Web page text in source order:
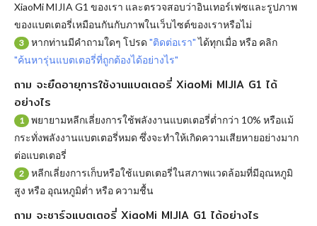
XiaoMi MIJIA G1 ของเรา และตรวจสอบว่าอินเทอร์เฟซและรูปภาพ
ของแบตเตอรี่เหมือนกันกับภาพในเว็บไซต์ของเราหรือไม่
3 หากท่านมีคำถามใดๆ โปรด "ติดต่อเรา"ได้ทุกเมื่อ หรือ คลิก
"ค้นหารุ่นแบตเตอรี่ที่ถูกต้องได้อย่างไร"
ถาม จะยืดอายุการใช้งานแบตเตอรี่ XiaoMi MIJIA G1 ได้
อย่างไร
1
พยายามหลีกเลี่ยงการใช้พลังงานแบตเตอรี่ต่ำกว่า 10% หรือแม้
กระทั่งพลังงานแบตเตอรี่หมด ซึ่งจะทำให้เกิดความเสียหายอย่างมาก
ต่อแบตเตอรี่
2
หลีกเลี่ยงการเก็บหรือใช้แบตเตอรี่ในสภาพแวดล้อมที่มีอุณหภูมิ
สูง หรือ อุณหภูมิต่ำ หรือ ความชื้น
ถาม จะชาร์จแบตเตอรี่ XiaoMi MIJIA G1 ได้อย่างไร